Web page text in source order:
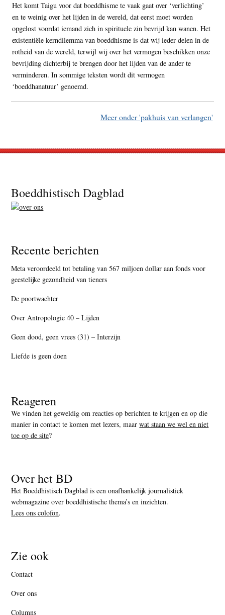
Het komt Taigu voor dat boeddhisme te vaak gaat over ‘verlichting’
en te weinig over het lijden in de wereld, dat eerst moet worden
opgelost voordat iemand zich in spirituele zin bevrijd kan wanen. Het
existentiële kerndilemma van boeddhisme is dat wij ieder delen in de
rotheid van de wereld, terwijl wij over het vermogen beschikken onze
bevrijding dichterbij te brengen door het lijden van de ander te
verminderen. In sommige teksten wordt dit vermogen
‘boeddhanatuur’ genoemd.
Meer onder 'pakhuis van verlangen'
Footer
Boeddhistisch Dagblad
Recente berichten
Meta veroordeeld tot betaling van 567 miljoen dollar aan fonds voor
geestelijke gezondheid van tieners
De poortwachter
Over Antropologie 40 – Lijden
Geen dood, geen vrees (31) – Interzijn
Liefde is geen doen
Reageren
We vinden het geweldig om reacties op berichten te krijgen en op die
manier in contact te komen met lezers, maarwat staan we wel en niet
toe op de site?
Over het BD
Het Boeddhistisch Dagblad is een onafhankelijk journalistiek
webmagazine over boeddhistische thema’s en inzichten.
Lees ons colofon.
Zie ook
Contact
Over ons
Columns